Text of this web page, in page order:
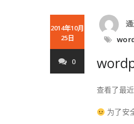
2014年10月
25日
0
查看了最
为了安